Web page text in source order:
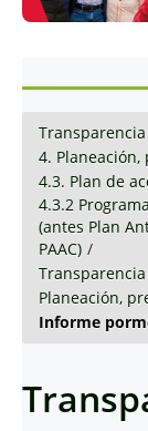
Transparencia
4.
4.3. Plan de
4.3.2
(antes Plan
PAAC) /
Planeación,
Informe